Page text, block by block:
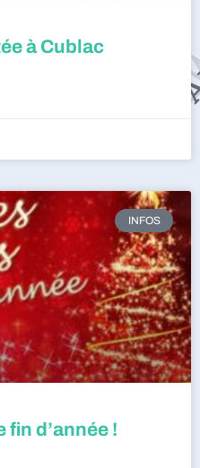
à Cublac
INFOS
fin d’année !